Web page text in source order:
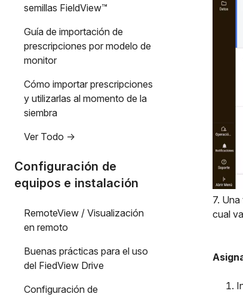
semillas FieldView™
Guía de importación de
prescripciones por modelo de
monitor
Cómo importar prescripciones
y utilizarlas al momento de la
siembra
Ver Todo ->
Configuración de
equipos e instalación
RemoteView / Visualización
en remoto
Buenas prácticas para el uso
del FiedView Drive
Configuración de
7.
cual